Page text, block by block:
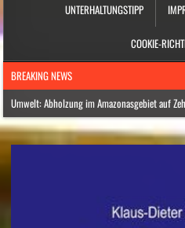
UNTERHALTUNGSTIPP
COOKIE-
BREAKING NEWS
Umwelt: Abholzung im Amazonasgebiet auf
Nordamerika: Westkanadische Provinz ruft
Schüleraustausch: Plötzlich verschwand